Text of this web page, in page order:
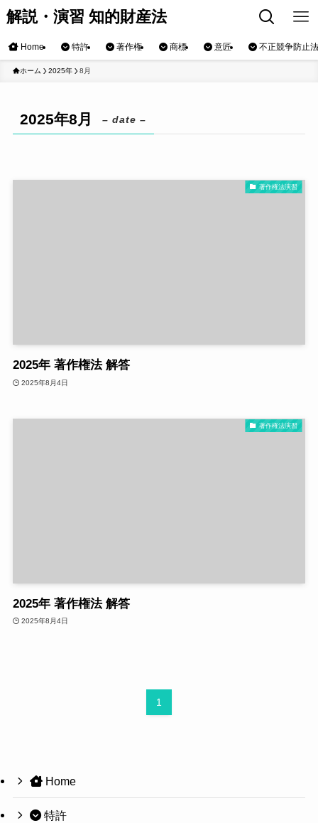
解説・演習 知的財産法
Home 特許 著作権 商標 意匠 不正競争防止法
ホーム 2025年 8月
2025年8月 – date –
著作権法演習
2025年 著作権法 解答
2025年8月4日
著作権法演習
2025年 著作権法 解答
2025年8月4日
1
Home
特許